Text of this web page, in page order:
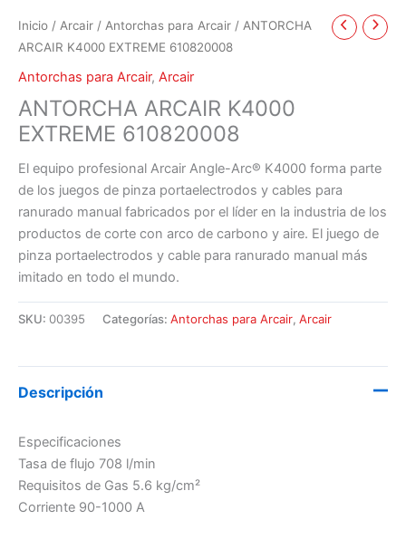
Inicio / Arcair / Antorchas para Arcair / ANTORCHA
ARCAIR K4000 EXTREME 610820008
Antorchas para Arcair, Arcair
ANTORCHA ARCAIR K4000
EXTREME 610820008
El equipo profesional Arcair Angle-Arc® K4000 forma parte
de los juegos de pinza portaelectrodos y cables para
ranurado manual fabricados por el líder en la industria de los
productos de corte con arco de carbono y aire. El juego de
pinza portaelectrodos y cable para ranurado manual más
imitado en todo el mundo.
SKU: 00395 Categorías: Antorchas para Arcair, Arcair
Descripción
Especificaciones
Tasa de flujo 708 l/min
Requisitos de Gas 5.6 kg/cm²
Corriente 90-1000 A